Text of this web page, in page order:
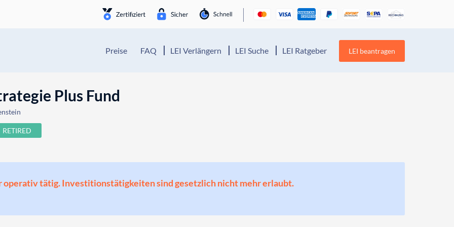
Preise FAQ LEI Verlängern LEI Suche LEI Ratgeber LEI beantragen
Plus Fund
RETIRED
operativ tätig. Investitionstätigkeiten sind gesetzlich nicht mehr erlaubt.